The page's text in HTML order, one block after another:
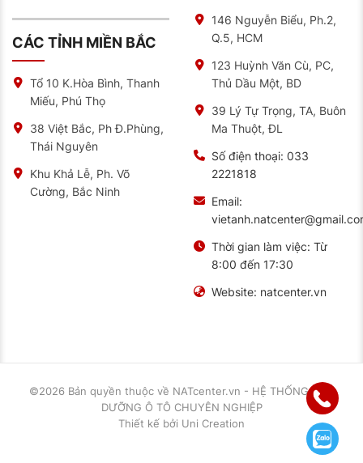
CÁC TỈNH MIỀN BẮC
Tổ 10 K.Hòa Bình, Thanh
Miếu, Phú Thọ
38 Việt Bắc, Ph Đ.Phùng,
Thái Nguyên
Khu Khả Lễ, Ph. Võ
Cường, Bắc Ninh
146 Nguyễn Biểu, Ph.2,
Q.5, HCM
123 Huỳnh Văn Cù, PC,
Thủ Dầu Một, BD
39 Lý Tự Trọng, TA, Buôn
Ma Thuột, ĐL
Số điện thoại: 033
2221818
Email:
Thời gian làm việc: Từ
8:00 đến 17:30
Website: natcenter.vn
©2026 Bản quyền thuộc về NATcenter.vn - HỆ THỐNG BẢO
DƯỠNG Ô TÔ CHUYÊN NGHIỆP
Thiết kế bởi Uni Creation